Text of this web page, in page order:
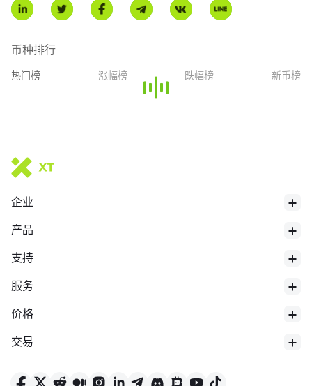
币种排行
热门榜 涨幅榜 跌幅榜 新币榜
企业
产品
支持
服务
价格
交易